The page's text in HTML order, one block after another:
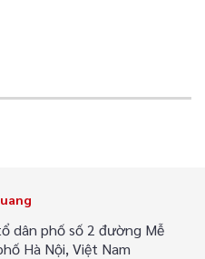
dân phố số 2 đường Mễ
Hà Nội, Việt Nam